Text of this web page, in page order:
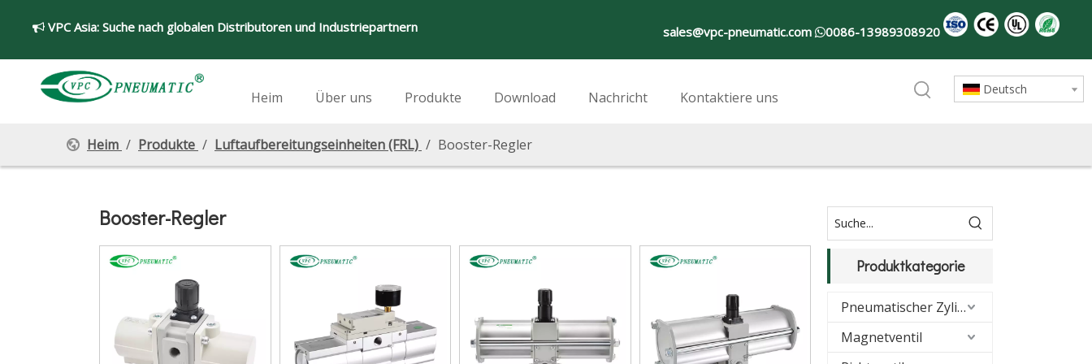
 VPC Asia: Suche nach globalen Distributoren und Industriepartnern sales@vpc-pneumatic.com 0086-13989308920
Heim Über uns Produkte Download Nachricht Kontaktiere uns Deutsch
Heim / Produkte / Luftaufbereitungseinheiten (FRL) / Booster-Regler
Booster-Regler
Produktkategorie
Pneumatischer Zylinder
Magnetventil